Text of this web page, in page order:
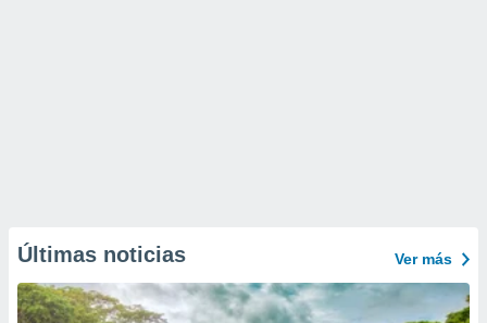
Últimas noticias Ver más